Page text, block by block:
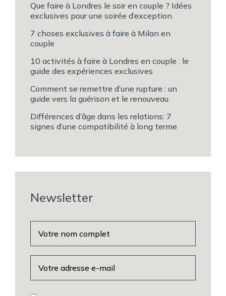
Que faire à Londres le soir en couple ? Idées
exclusives pour une soirée d’exception
7 choses exclusives à faire à Milan en
couple
10 activités à faire à Londres en couple : le
guide des expériences exclusives
Comment se remettre d’une rupture : un
guide vers la guérison et le renouveau
Différences d’âge dans les relations: 7
signes d’une compatibilité à long terme
Newsletter